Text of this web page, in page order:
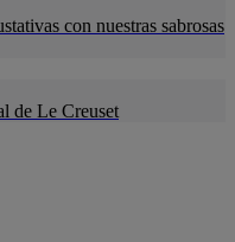
con nuestras sabrosas
de Le Creuset